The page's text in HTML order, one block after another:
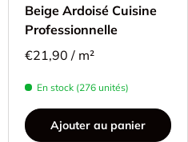
Beige Ardoisé Cuisine
Professionnelle
€21,90 / m²
En stock (276 unités)
Ajouter au panier